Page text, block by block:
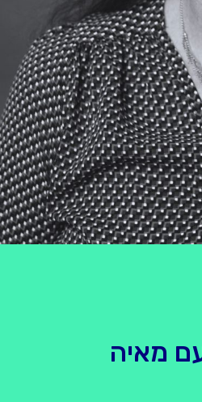
מאיה